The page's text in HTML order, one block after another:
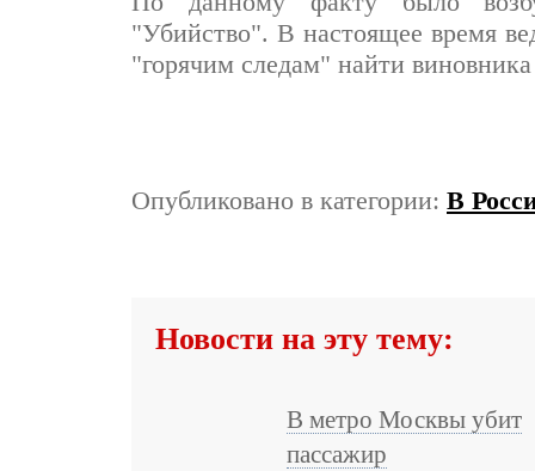
"Убийство". В настоящее время
"горячим следам" найти
Опубликовано в категории: В
Новости на эту тему:
В метро Москвы убит
пассажир